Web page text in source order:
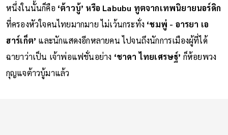
หนึ่งในนั้นก็คือ ‘ต้าวบู้’ หรือ Labubu ทูตจากเทพนิยายนอร์ดิก
ที่ครองหัวใจคนไทยมากมาย ไม่เว้นกระทั่ง ‘ชมพู่ - อารยา เอ
ฮาร์เก็ต’ และนักแสดงอีกหลายคน ไปจนถึงนักการเมืองผู้ที่ได้
ฉายาว่าเป็น เจ้าพ่อแฟชั่นอย่าง ‘ชาดา ไทยเศรษฐ์’ ก็ห้อยพวง
กุญแจต้าวบู้มาแล้ว